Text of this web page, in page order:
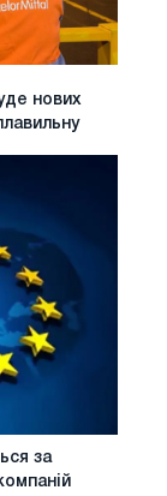
нових
за